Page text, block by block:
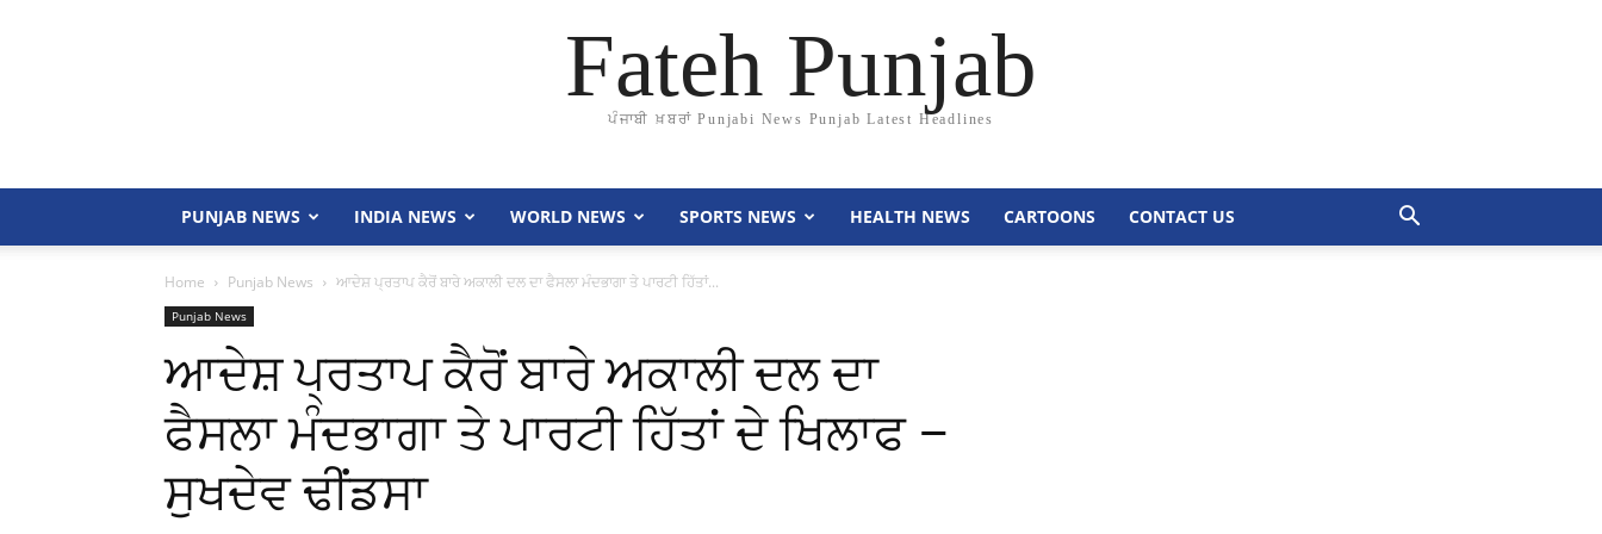
Fateh Punjab
ਪੰਜਾਬੀ ਖ਼ਬਰਾਂ Punjabi News Punjab Latest Headlines
PUNJAB NEWS INDIA NEWS WORLD NEWS SPORTS NEWS HEALTH NEWS CARTOONS CONTACT US
Home Punjab News ਆਦੇਸ਼ ਪ੍ਰਤਾਪ ਕੈਰੋਂ ਬਾਰੇ ਅਕਾਲੀ ਦਲ ਦਾ ਫੈਸਲਾ ਮੰਦਭਾਗਾ ਤੇ ਪਾਰਟੀ ਹਿੱਤਾਂ...
Punjab News
ਆਦੇਸ਼ ਪ੍ਰਤਾਪ ਕੈਰੋਂ ਬਾਰੇ ਅਕਾਲੀ ਦਲ ਦਾ
ਫੈਸਲਾ ਮੰਦਭਾਗਾ ਤੇ ਪਾਰਟੀ ਹਿੱਤਾਂ ਦੇ ਖਿਲਾਫ –
ਸੁਖਦੇਵ ਢੀਂਡਸਾ